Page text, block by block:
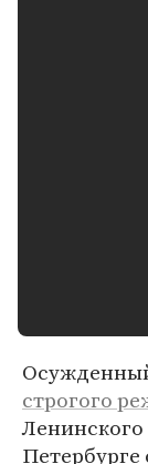
строгого
Ленинского
Петербурге